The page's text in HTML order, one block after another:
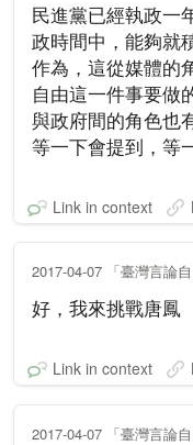
民進黨已經執政一
政時間中，能夠就
作為，這從媒體的
自由這一件事要做
與政府間的角色也
等一下會提到，等
Link in context
2017-04-07 「臺灣言論
好，我來挑戰唐鳳
Link in context
2017-04-07 「臺灣言論